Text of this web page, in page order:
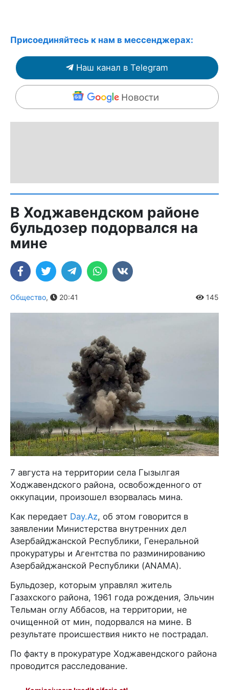
Присоединяйтесь к нам в мессенджерах:
Наш канал в Telegram
В Ходжавендском районе
бульдозер подорвался на
мине
Общество, 20:41 145
7 августа на территории села Гызылгая
Ходжавендского района, освобожденного от
оккупации, произошел взорвалась мина.
Как передает Day.Az, об этом говорится в
заявлении Министерства внутренних дел
Азербайджанской Республики, Генеральной
прокуратуры и Агентства по разминированию
Азербайджанской Республики (ANAMA).
Бульдозер, которым управлял житель
Газахского района, 1961 года рождения, Эльчин
Тельман оглу Аббасов, на территории, не
очищенной от мин, подорвался на мине. В
результате происшествия никто не пострадал.
По факту в прокуратуре Ходжавендского района
проводится расследование.